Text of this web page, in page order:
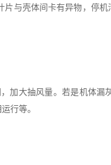
壳体间卡有异物，停
大抽风量。若是机体漏
行等。